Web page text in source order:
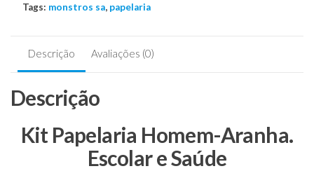
Aranha.
Saúde
Tags: monstros sa, papelaria
Descrição Avaliações (0)
Descrição
Kit Papelaria Homem-Aranha.
Escolar e Saúde